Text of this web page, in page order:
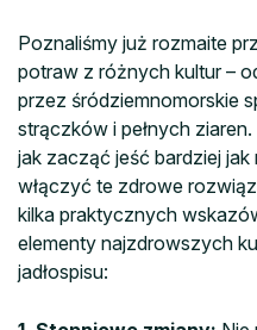
Poznaliśmy już rozmaite
potraw z różnych kultur –
przez śródziemnomorskie
strączków i pełnych
jak zacząć jeść bardziej jak
włączyć te zdrowe
kilka praktycznych
elementy najzdrowszych
jadłospisu: